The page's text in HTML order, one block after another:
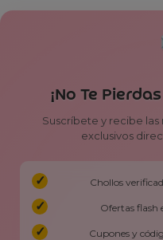
¡No Te
Suscríbete y recibe
exclusivos
Chollos
Ofertas flash
Cupones y